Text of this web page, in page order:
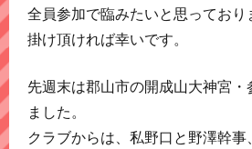
全員参加で臨みたいと思ってお
掛け頂ければ幸いです。
先週末は郡山市の開成山大神宮
ました。
クラブからは、私野口と野澤幹